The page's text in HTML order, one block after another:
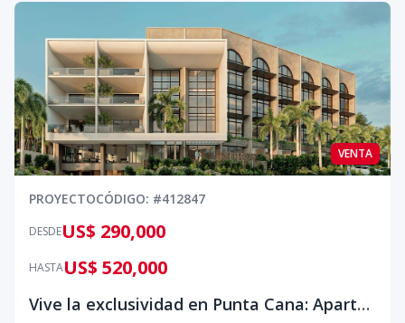
VENTA
PROYECTOCÓDIGO: #412847
DESDEUS$ 290,000
HASTAUS$ 520,000
Vive la exclusividad en Punta Cana: Apartamentos con servicios premium a minutos del mar